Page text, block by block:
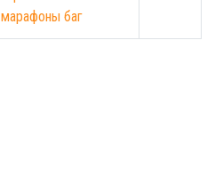
марафоны баг